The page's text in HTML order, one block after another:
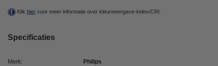
Klik hier voor meer informatie over kleurweergave-index/CRI.
Specificaties
Merk: Philips